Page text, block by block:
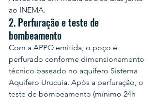
ao INEMA.
2. Perfuração e teste de
bombeamento
Com a APPO emitida, o poço é
perfurado conforme dimensionamento
técnico baseado no aquífero Sistema
Aquífero Urucuia. Após a perfuração, o
teste de bombeamento (mínimo 24h